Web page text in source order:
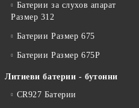
Батерии за слухов апарат
Размер 312
Батерии Размер 675
Батерии Размер 675P
Литиеви батерии - бутонни
CR927 Батерии